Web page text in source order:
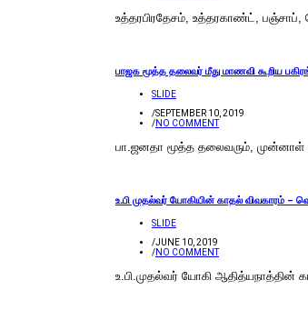
உத்தரபிரதேசம், உத்தரகாண்ட்,
பாஜக மூத்த தலைவர் மீது மாணவி கூறிய
SLIDE
/SEPTEMBER 10, 2019
/NO COMMENT
பா.ஜனதா மூத்த தலைவரும், முன்னாள்
உ.பி முதல்வர் யோகியின் காதல் விவகாரம் –
SLIDE
/JUNE 10, 2019
/NO COMMENT
உ.பி.முதல்வர் யோகி ஆதித்யநாத்தின்